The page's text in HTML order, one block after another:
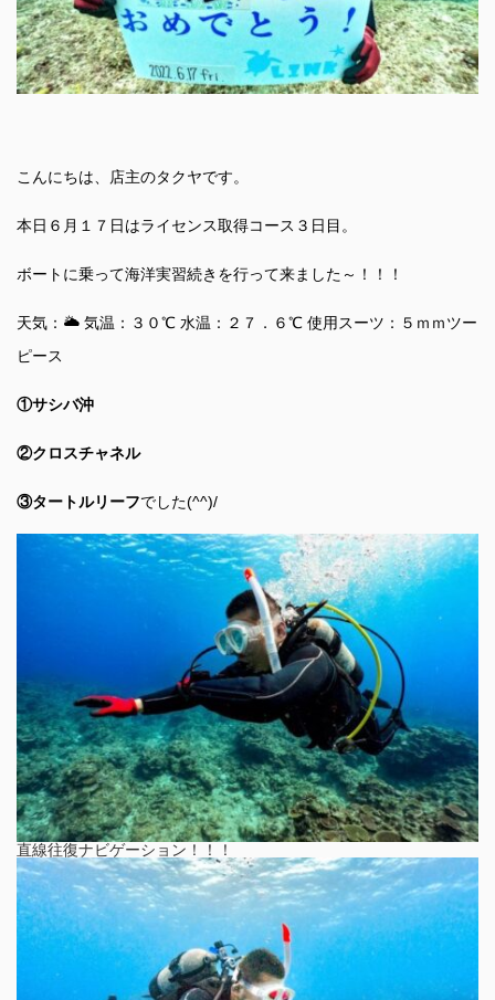
こんにちは、店主のタクヤです。
本日６月１７日はライセンス取得コース３日目。
ボートに乗って海洋実習続きを行って来ました～！！！
天気：🌥 気温：３０℃ 水温：２７．６℃ 使用スーツ：５ｍｍツー
ピース
①サシバ沖
②クロスチャネル
③タートルリーフでした(^^)/
直線往復ナビゲーション！！！